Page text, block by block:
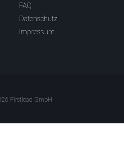
FAQ
Datenschutz
Impressum
Firstlead GmbH